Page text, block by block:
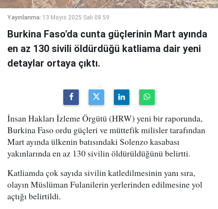
Yayınlanma: 13 Mayıs 2025 Salı 08:59
Burkina Faso'da cunta güçlerinin Mart ayında
en az 130 sivili öldürdüğü katliama dair yeni
detaylar ortaya çıktı.
İnsan Hakları İzleme Örgütü (HRW) yeni bir raporunda,
Burkina Faso ordu güçleri ve müttefik milisler tarafından
Mart ayında ülkenin batısındaki Solenzo kasabası
yakınlarında en az 130 sivilin öldürüldüğünü belirtti.
Katliamda çok sayıda sivilin katledilmesinin yanı sıra,
olayın Müslüman Fulanilerin yerlerinden edilmesine yol
açtığı belirtildi.